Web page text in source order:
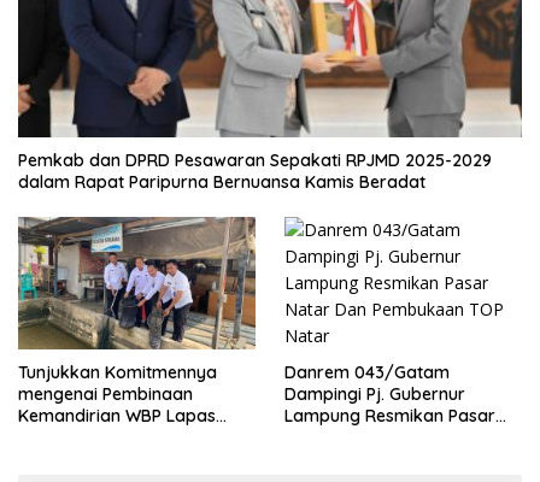
Pemkab dan DPRD Pesawaran Sepakati RPJMD 2025-2029
dalam Rapat Paripurna Bernuansa Kamis Beradat
Tunjukkan Komitmennya
mengenai Pembinaan
Kemandirian WBP Lapas
Danrem 043/Gatam
Dampingi Pj. Gubernur
Lampung Resmikan Pasar